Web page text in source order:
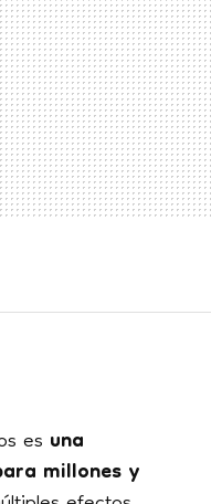
esuna
millones y